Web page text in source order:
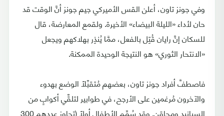
وفي جونز تاون، أعلن القس الأميركي جيم جونز أنَّ الوقت قد
حان لأداء «الليلة البيضاء» الأخيرة. ولقمع المعارضة، قال
للسكان إنَّ رايان قُتِل بالفعل، ممَّا يُنذِر بهلاكهم ويجعل
«الانتحار الثوري» هو النتيجة الوحيدة الممكنة.
فاصطفَّ أفراد جونز تاون، بعضهم مُتقبِّلاً الوضع بهدوء
والآخرون مُرغمين على الأرجح، في طوابير لتلقِّي أكوابٍ من
السيانيد ومحاقن. وقد سُمِّم الأطفال أولاً (تجاوز عددهم 300